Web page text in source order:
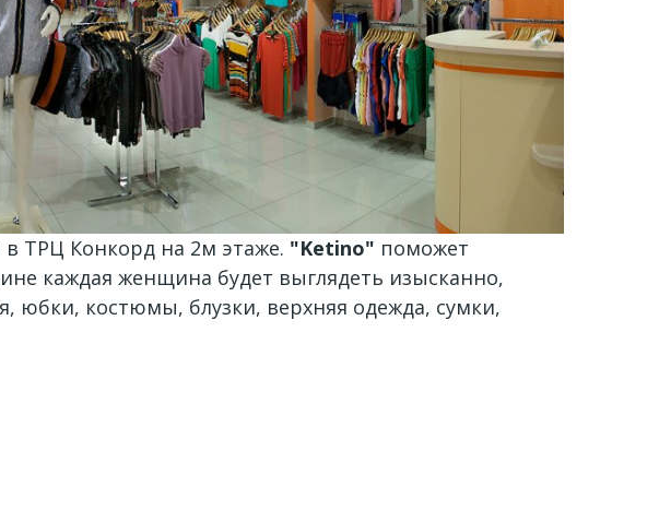
ТРЦ Конкорд на 2м этаже. "Ketino" поможет
каждая женщина будет выглядеть изысканно,
юбки, костюмы, блузки, верхняя одежда, сумки,